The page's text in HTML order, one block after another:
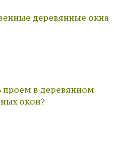
деревянные окна
проем в деревянном
окон?